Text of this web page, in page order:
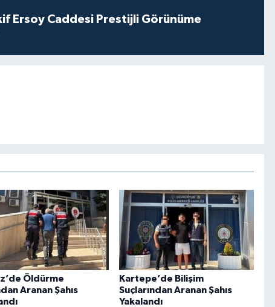
Ersoy Caddesi Prestijli Görünüme
Öldürme
Aranan Şahıs
Kartepe’de Bilişim
Suçlarından Aranan Şahıs
Yakalandı